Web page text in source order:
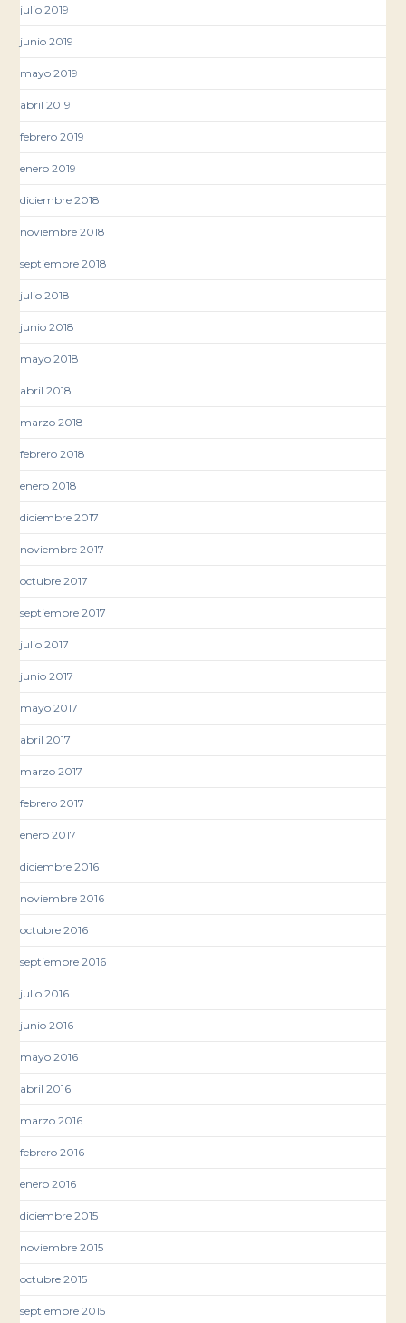
julio 2019
junio 2019
mayo 2019
abril 2019
febrero 2019
enero 2019
diciembre 2018
noviembre 2018
septiembre 2018
julio 2018
junio 2018
mayo 2018
abril 2018
marzo 2018
febrero 2018
enero 2018
diciembre 2017
noviembre 2017
octubre 2017
septiembre 2017
julio 2017
junio 2017
mayo 2017
abril 2017
marzo 2017
febrero 2017
enero 2017
diciembre 2016
noviembre 2016
octubre 2016
septiembre 2016
julio 2016
junio 2016
mayo 2016
abril 2016
marzo 2016
febrero 2016
enero 2016
diciembre 2015
noviembre 2015
octubre 2015
septiembre 2015